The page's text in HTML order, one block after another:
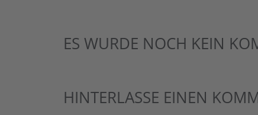
ES WURDE NOCH KEIN
HINTERLASSE EINEN